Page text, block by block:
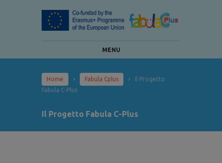
MENU
Home Fabula Cplus
Il Progetto
Fabula C-Plus
Il Progetto Fabula C-Plus